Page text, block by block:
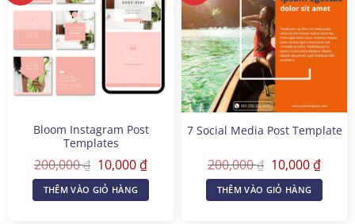
Bloom Instagram Post
Templates
200,000₫ Giá
gốc
là:
200,000 ₫.
10,000₫Giá
hiện
tại
là:
THÊM VÀO GIỎ HÀNG
7 Social Media Post Template
200,000₫ Giá
gốc
là:
200,000 ₫.
10,000₫Giá
hiện
tại
là:
THÊM VÀO GIỎ HÀNG